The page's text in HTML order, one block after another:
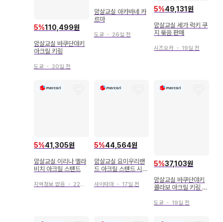
5%110,499원
암살교실 바쿠단야키
아크릴 키링
도쿄 ・ 20일 전
암살교실 아카바네 카
르마
도쿄 ・ 26일 전
5%49,131원
암살교실 세가 럭키 쿠
지 묶음 판매
시즈오카 ・ 19일 전
5%41,305원
암살교실 이리나 옐라
비치 아크릴 스탠드
지역정보 없음 ・ 22일 전
5%44,564원
암살교실 요미우리랜
드 아크릴 스탠드 시오
사이타마・ 17일 전
5%37,103원
암살교실 바쿠단야키
콜라보 아크릴 키링 하
도쿄 ・ 19일 전